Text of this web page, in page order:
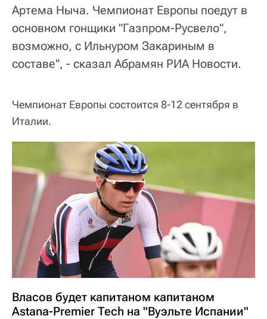
Артема Ныча. Чемпионат Европы поедут в
основном гонщики "Газпром-Русвело",
возможно, с Ильнуром Закариным в
составе", - сказал Абрамян РИА Новости.
Чемпионат Европы состоится 8-12 сентября в
Италии.
Власов будет капитаном капитаном
Astana-Premier Tech на "Вуэльте Испании"